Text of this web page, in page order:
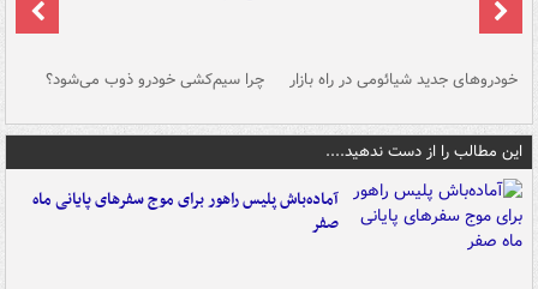
خودروهای جدید شیائومی در راه بازار چرا سیم‌کشی خودرو ذوب می‌شود؟
این مطالب را از دست ندهید....
آماده‌باش پلیس راهور برای موج سفرهای پایانی ماه
صفر